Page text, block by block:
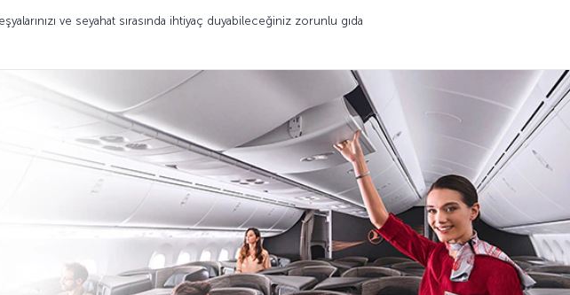
ve seyahat sırasında ihtiyaç duyabileceğiniz zorunlu gıda